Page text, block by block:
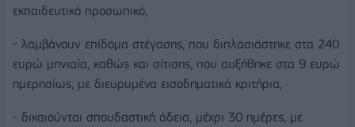
εκπαιδευτικό προσωπικό,
- λαμβάνουν επίδομα στέγασης, που διπλασιάστηκε στα 240
ευρώ μηνιαία, καθώς και σίτισης, που αυξήθηκε στα 9 ευρώ
ημερησίως, με διευρυμένα εισοδηματικά κριτήρια,
- δικαιούνται σπουδαστική άδεια, μέχρι 30 ημέρες, με